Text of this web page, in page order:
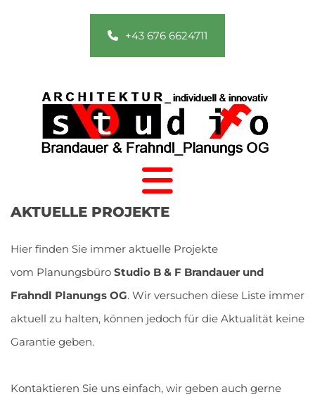
+43 676 6624711
AKTUELLE PROJEKTE
Hier finden Sie immer aktuelle Projekte
vom Planungsbüro Studio B & F Brandauer und
Frahndl Planungs OG. Wir versuchen diese Liste immer
aktuell zu halten, können jedoch für die Aktualität keine
Garantie geben.
Kontaktieren Sie uns einfach, wir geben auch gerne